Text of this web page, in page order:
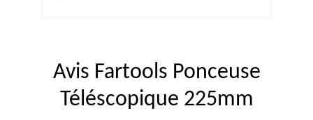
Avis Fartools Ponceuse
Téléscopique 225mm